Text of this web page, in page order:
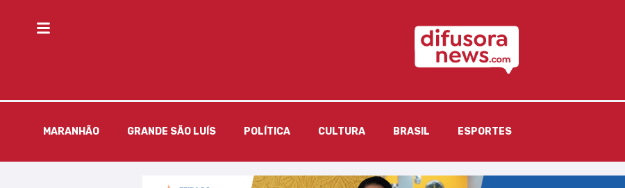
MARANHÃO GRANDE SÃO LUÍS POLÍTICA CULTURA BRASIL ESPORTES